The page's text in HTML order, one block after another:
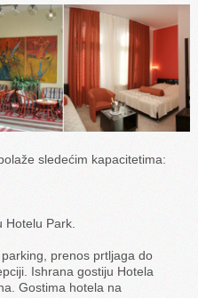
sledećim kapacitetima:
Park.
prenos prtljaga do
Ishrana gostiju Hotela
Gostima hotela na